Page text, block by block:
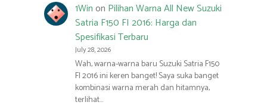
1Winon Pilihan Warna All New Suzuki
Satria F150 FI 2016: Harga dan
Spesifikasi Terbaru
July 28, 2026
Wah, warna-warna baru Suzuki Satria F150
FI 2016 ini keren banget! Saya suka banget
kombinasi warna merah dan hitamnya,
terlihat…